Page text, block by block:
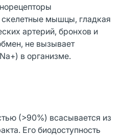
мышцы, гладкая
артерий, бронхов и
не вызывает
в организме.
(>90%) всасывается из
Его биодоступность